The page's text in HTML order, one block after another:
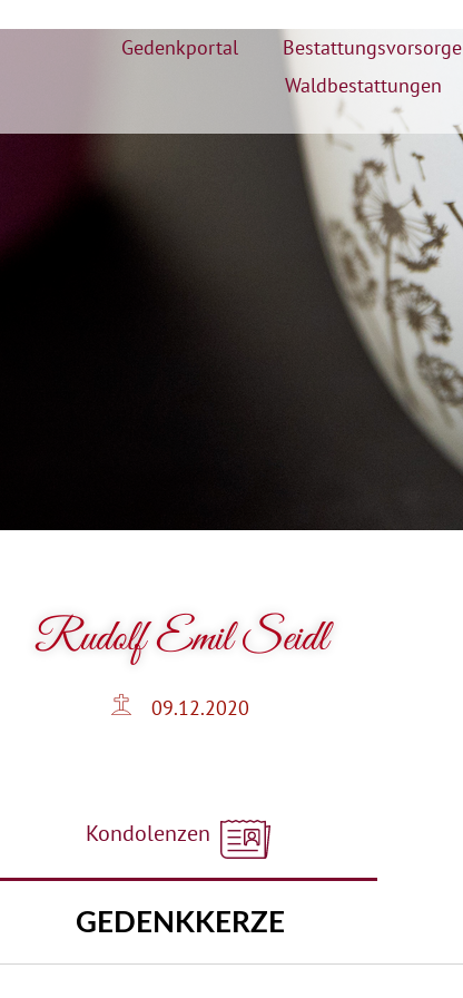
Gedenkportal Bestattungsvorsorge
Waldbestattungen
Rudolf Emil Seidl
09.12.2020
Kondolenzen
GEDENKKERZE